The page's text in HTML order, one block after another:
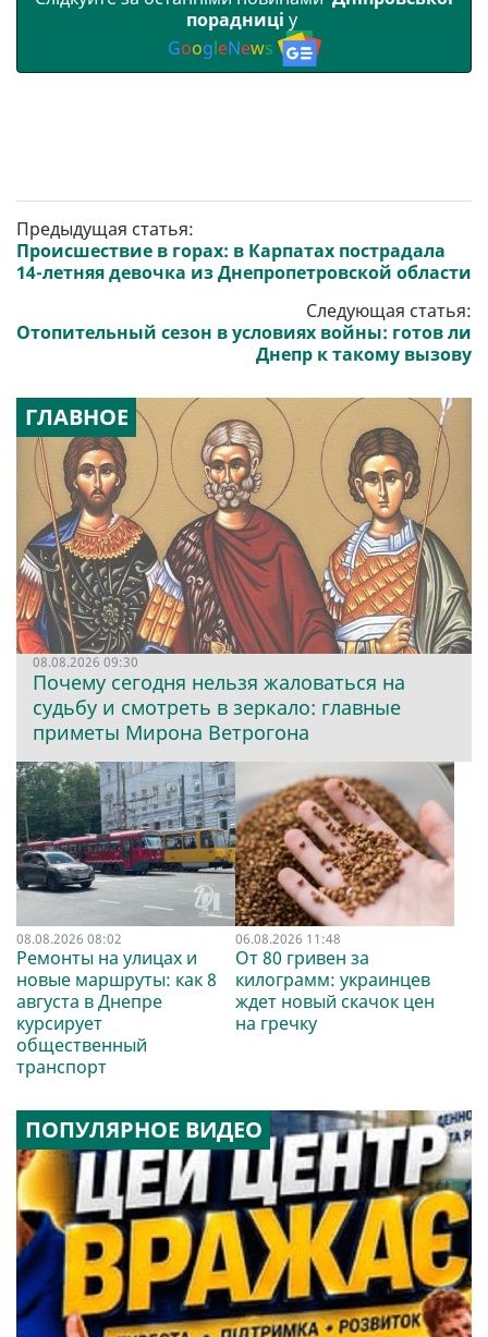
порадниці у
GoogleNews
Предыдущая статья:
Происшествие в горах: в Карпатах пострадала
14-летняя девочка из Днепропетровской области
Следующая статья:
Отопительный сезон в условиях войны: готов ли
Днепр к такому вызову
ГЛАВНОЕ
08.08.2026 09:30
Почему сегодня нельзя жаловаться на
судьбу и смотреть в зеркало: главные
приметы Мирона Ветрогона
08.08.2026 08:02
Ремонты на улицах и
новые маршруты: как 8
августа в Днепре
курсирует
общественный
транспорт
06.08.2026 11:48
От 80 гривен за
килограмм: украинцев
ждет новый скачок цен
на гречку
ПОПУЛЯРНОЕ ВИДЕО